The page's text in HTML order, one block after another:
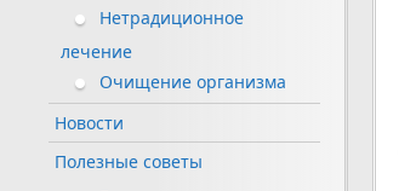
Нетрадиционное
лечение
Очищение организма
Новости
Полезные советы